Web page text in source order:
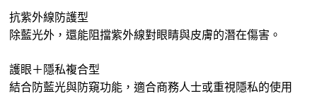
抗紫外線防護型
除藍光外，還能阻擋紫外線對眼睛與皮膚的潛在傷害。
護眼＋隱私複合型
結合防藍光與防窺功能，適合商務人士或重視隱私的使用